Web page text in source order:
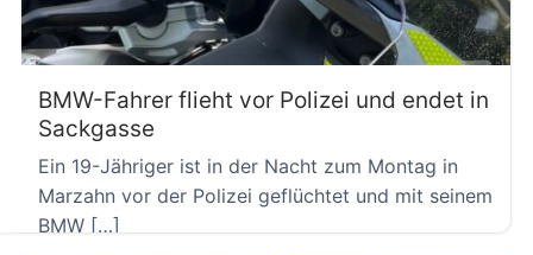
BMW-Fahrer flieht vor Polizei und endet in
Sackgasse
Ein 19-Jähriger ist in der Nacht zum Montag in
Marzahn vor der Polizei geflüchtet und mit seinem
BMW […]